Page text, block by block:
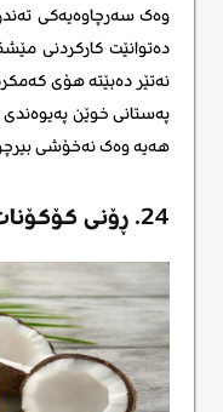
وەک سەرچاوەیەکی
دەتوانێت کارکردنی
نەتێر دەبێتە هۆی
پەستانی خوێن
هەیە وەک نەخۆشی
24. ڕۆنی کۆکۆنات: